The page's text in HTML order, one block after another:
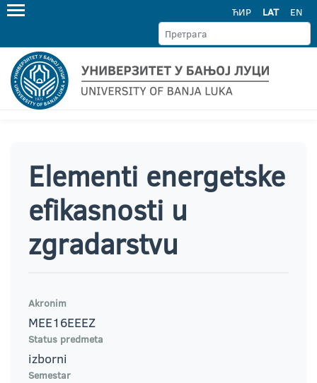
ЋИР LAT EN
Elementi energetske
efikasnosti u
zgradarstvu
Akronim
MEE16EEEZ
Status predmeta
izborni
Semestar